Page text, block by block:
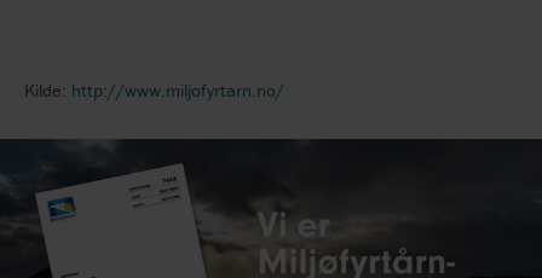
Kilde: http://www.miljofyrtarn.no/